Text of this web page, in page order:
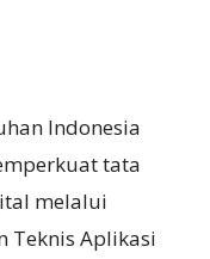
Indonesia
tata
melalui
Teknis Aplikasi